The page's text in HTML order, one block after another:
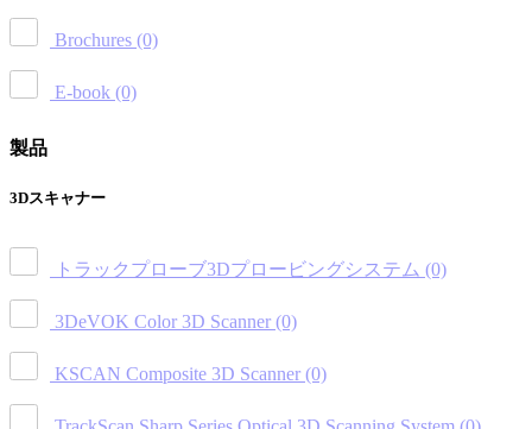
Brochures (0)
E-book (0)
製品
3Dスキャナー
トラックプローブ3Dプロービングシステム (0)
3DeVOK Color 3D Scanner (0)
KSCAN Composite 3D Scanner (0)